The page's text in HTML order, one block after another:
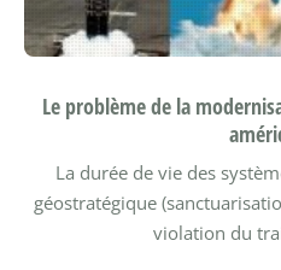
Le problème de la
La durée de vie des
géostratégique
violation du